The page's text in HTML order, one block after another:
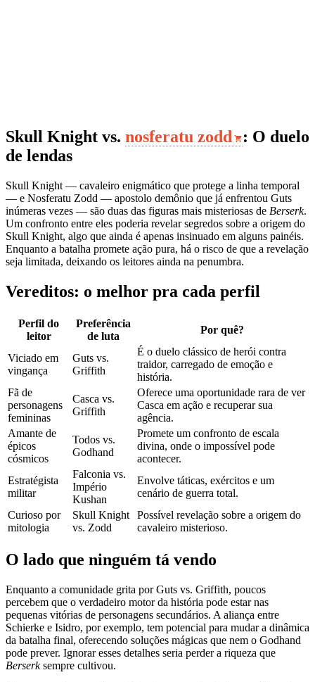
Skull Knight vs. nosferatu zodd
: O duelo
de lendas
Skull Knight — cavaleiro enigmático que protege a linha temporal
— e Nosferatu Zodd — apostolo demônio que já enfrentou Guts
inúmeras vezes — são duas das figuras mais misteriosas de Berserk.
Um confronto entre eles poderia revelar segredos sobre a origem do
Skull Knight, algo que ainda é apenas insinuado em alguns painéis.
Enquanto a batalha promete ação pura, há o risco de que a revelação
seja limitada, deixando os leitores ainda na penumbra.
Vereditos: o melhor pra cada perfil
Perfil do
leitor
Preferência
de luta
Por quê?
Viciado em
vingança
Guts vs.
Griffith
É o duelo clássico de herói contra
traidor, carregado de emoção e
história.
Fã de
personagens
femininas
Casca vs.
Griffith
Oferece uma oportunidade rara de ver
Casca em ação e recuperar sua
agência.
Amante de
épicos
cósmicos
Todos vs.
Godhand
Promete um confronto de escala
divina, onde o impossível pode
acontecer.
Estratégista
militar
Falconia vs.
Império
Kushan
Envolve táticas, exércitos e um
cenário de guerra total.
Curioso por
mitologia
Skull Knight
vs. Zodd
Possível revelação sobre a origem do
cavaleiro misterioso.
O lado que ninguém tá vendo
Enquanto a comunidade grita por Guts vs. Griffith, poucos
percebem que o verdadeiro motor da história pode estar nas
pequenas vitórias de personagens secundários. A aliança entre
Schierke e Isidro, por exemplo, tem potencial para mudar a dinâmica
da batalha final, oferecendo soluções mágicas que nem o Godhand
pode prever. Ignorar esses detalhes seria perder a riqueza que
Berserksempre cultivou.